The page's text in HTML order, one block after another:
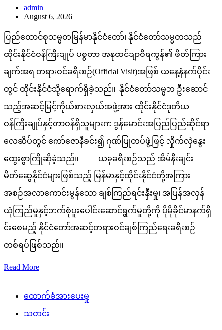
admin
August 6, 2026
ပြည်ထောင်စုသမ္မတမြန်မာနိုင်ငံတော်၊ နိုင်ငံတော်သမ္မတသည်
ထိုင်းနိုင်ငံဝန်ကြီးချုပ် မစ္စတာ အနုထင်ချာဝီရကွန်၏ ဖိတ်ကြား
ချက်အရ တရားဝင်ခရီးစဉ်(Official Visit)အဖြစ် ယနေ့နံနက်ပိုင်း
တွင် ထိုင်းနိုင်ငံသို့ရောက်ရှိခဲ့သည်။ နိုင်ငံတော်သမ္မတ ဦးဆောင်
သည့်အဆင့်မြင့်ကိုယ်စားလှယ်အဖွဲ့အား ထိုင်းနိုင်ငံဒုတိယ
ဝန်ကြီးချုပ်နှင့်တာဝန်ရှိသူများက ဒွန်မောင်းအပြည်ပြည်ဆိုင်ရာ
လေဆိပ်တွင် ကော်ဇောနီခင်း၍ ဂုဏ်ပြုတပ်ဖွဲ့ဖြင့် လှိုက်လှဲနွေး
ထွေးစွာကြိုဆိုခဲ့သည်။ ယခုခရီးစဉ်သည် အိမ်နီးချင်း
မိတ်ဆွေနိုင်ငံများဖြစ်သည့် မြန်မာနှင့်ထိုင်းနိုင်ငံတို့အကြား
အစဉ်အလာကောင်းမွန်သော ချစ်ကြည်ရင်းနှီးမှု၊ အပြန်အလှန်
ယုံကြည်မှုနှင့်ဘက်စုံပူးပေါင်းဆောင်ရွက်မှုတို့ကို ပိုမိုခိုင်မာနက်ရှိ
င်းစေမည့် နိုင်ငံတော်အဆင့်တရားဝင်ချစ်ကြည်ရေးခရီးစဉ်
တစ်ရပ်ဖြစ်သည်။
Read More
ထောက်ခံအားပေးမှု
သတင်း